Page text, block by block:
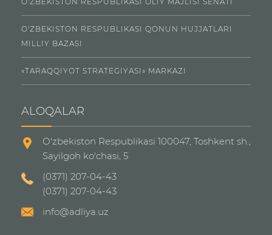
O'ZBEKISTON RESPUBLIKASI QONUN HUJJATLARI
MILLIY BAZASI
«TARAQQIYOT STRATEGIYASI» MARKAZI
ALOQALAR
O'zbekiston Respublikasi 100047, Toshkent sh.,
Sayilgoh ko'chasi, 5
(0371) 207-04-43
(0371) 207-04-43
info@adliya.uz